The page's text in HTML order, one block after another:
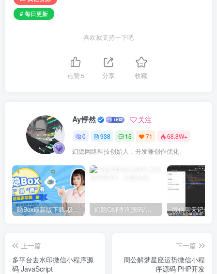
# 每日更新
喜欢就支持一下吧
点赞5 分享 收藏
Ay悸然 关注
0 938 15 71 68.8W+
幻隐网络科技创始人，开发兼创作优化.
隐Box最新版下载-极致模式 幻隐Q绑查询源码/完整源码带API
上一篇
多平台去水印微信小程序源
码 JavaScript
下一篇
周公解梦星座运势微信小程
序源码 PHP开发